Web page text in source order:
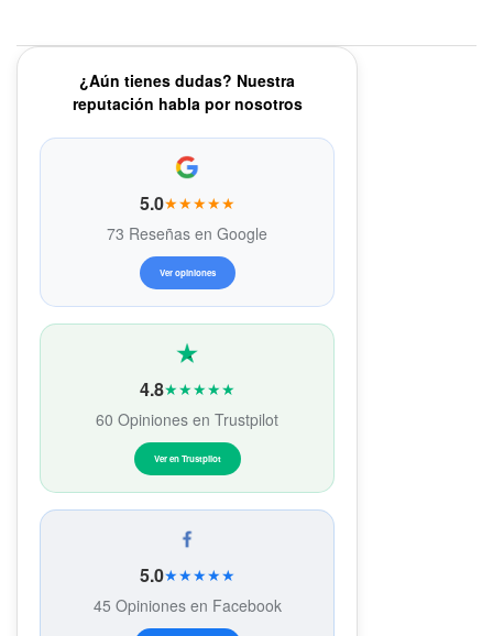
¿Aún tienes dudas? Nuestra
reputación habla por nosotros
5.0★★★★★
73 Reseñas en Google
Ver opiniones
4.8★★★★★
60 Opiniones en Trustpilot
Ver en Trustpilot
5.0★★★★★
45 Opiniones en Facebook